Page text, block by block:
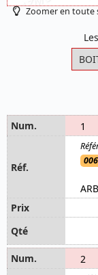
Zoomer en toute
1
2